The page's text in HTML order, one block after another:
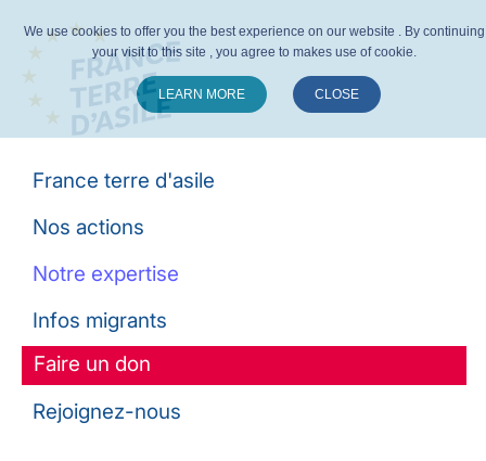
France terre d'asile
Nos actions
Notre expertise
Infos migrants
Faire un don
Rejoignez-nous
We use cookies to offer you the best experience on our website . By continuing
your visit to this site , you agree to makes use of cookie.
LEARN MORE CLOSE